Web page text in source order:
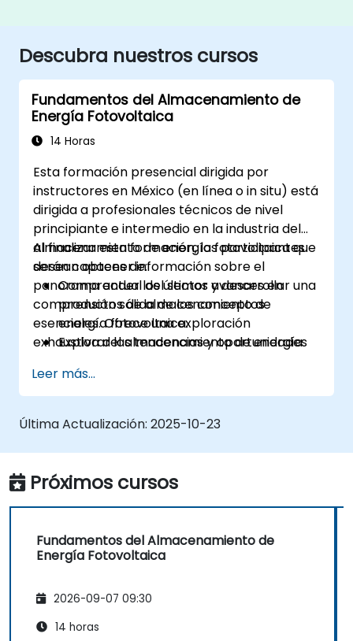
Descubra nuestros cursos
Fundamentos del Almacenamiento de
Energía Fotovoltaica
14 Horas
Esta formación presencial dirigida por
instructores en México (en línea o in situ) está
dirigida a profesionales técnicos de nivel
principiante e intermedio en la industria del
almacenamiento de energía fotovoltaica que
desean obtener información sobre el
panorama actual del sector y desarrollar una
comprensión sólida de los conceptos
esenciales. Ofrece una exploración
exhaustiva del almacenamiento de energía
como Productos, Mercados, Tecnología y
Regulaciones.
Al finalizar esta formación, los participantes
serán capaces de:
Comprender los últimos avances en
productos de almacenamiento de
energía fotovoltaica.
Explorar las tendencias y oportunidades
almacenamiento de energía fotovoltaica.
Obtener información sobre las
tecnologías subyacentes que impulsan
energía fotovoltaica.
Navegar por el marco regulatorio que
rige el almacenamiento de energía
fotovoltaica.
Relacionar los principios de certificación
ISO con el contexto del almacenamiento
de energía fotovoltaica.
Leer más...
Última Actualización: 2025-10-23
Próximos cursos
Fundamentos del Almacenamiento de
Energía Fotovoltaica
2026-09-07 09:30
14 horas